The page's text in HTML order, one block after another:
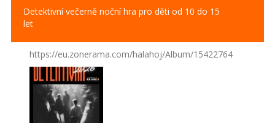
Detektivní večerně noční hra pro děti od 10 do 15
let
https://eu.zonerama.com/halahoj/Album/15422764